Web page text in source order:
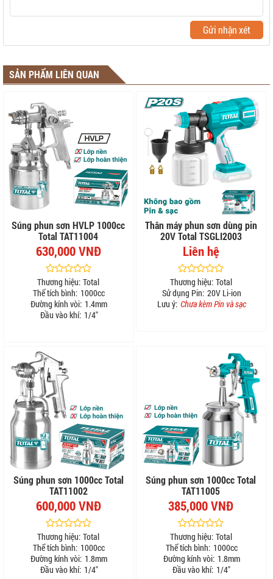
Gửi nhận xét
SẢN PHẨM LIÊN QUAN
Súng phun sơn HVLP 1000cc
Total TAT11004
630,000 VNĐ
Thương hiệu: Total
Thể tích bình: 1000cc
Đường kính vòi: 1.4mm
Đầu vào khí: 1/4"
Thân máy phun sơn dùng pin
20V Total TSGLI2003
Liên hệ
Thương hiệu: Total
Sử dụng Pin: 20V Li-ion
Lưu ý: Chưa kèm Pin và sạc
Súng phun sơn 1000cc Total
TAT11002
600,000 VNĐ
Thương hiệu: Total
Thể tích bình: 1000cc
Đường kính vòi: 1.8mm
Đầu vào khí: 1/4"
Súng phun sơn 1000cc Total
TAT11005
385,000 VNĐ
Thương hiệu: Total
Thể tích bình: 1000cc
Đường kính vòi: 1.8mm
Đầu vào khí: 1/4"